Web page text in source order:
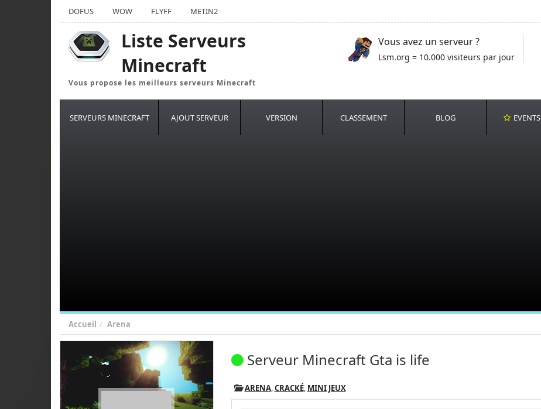
DOFUS WOW FLYFF METIN2
Liste Serveurs
Minecraft
Vous propose les meilleurs serveurs Minecraft
Vous avez un serveur ?
Lsm.org = 10.000 visiteurs par jour
SERVEURS MINECRAFT AJOUT SERVEUR VERSION CLASSEMENT BLOG EVENTS
Accueil Arena
Serveur Minecraft Gta is life
ARENA,CRACKÉ, MINI JEUX